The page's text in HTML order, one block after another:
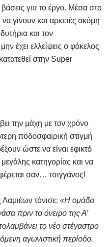
για το έργο. Μέσα στο
γίνουν και αρκετές ακόμη
και τον
έχει ελλείψεις ο φάκελος
στην Super
την μάχη με τον χρόνο
ποδοσφαιρική στιγμή
ώστε να είναι εφικτό
κατηγορίας και να
σαν… τσιγγάνος!
τόνισε: «Η ομάδα
πριν το όνειρο της Α’
το νέο στέγαστρο
αγωνιστική περίοδο.